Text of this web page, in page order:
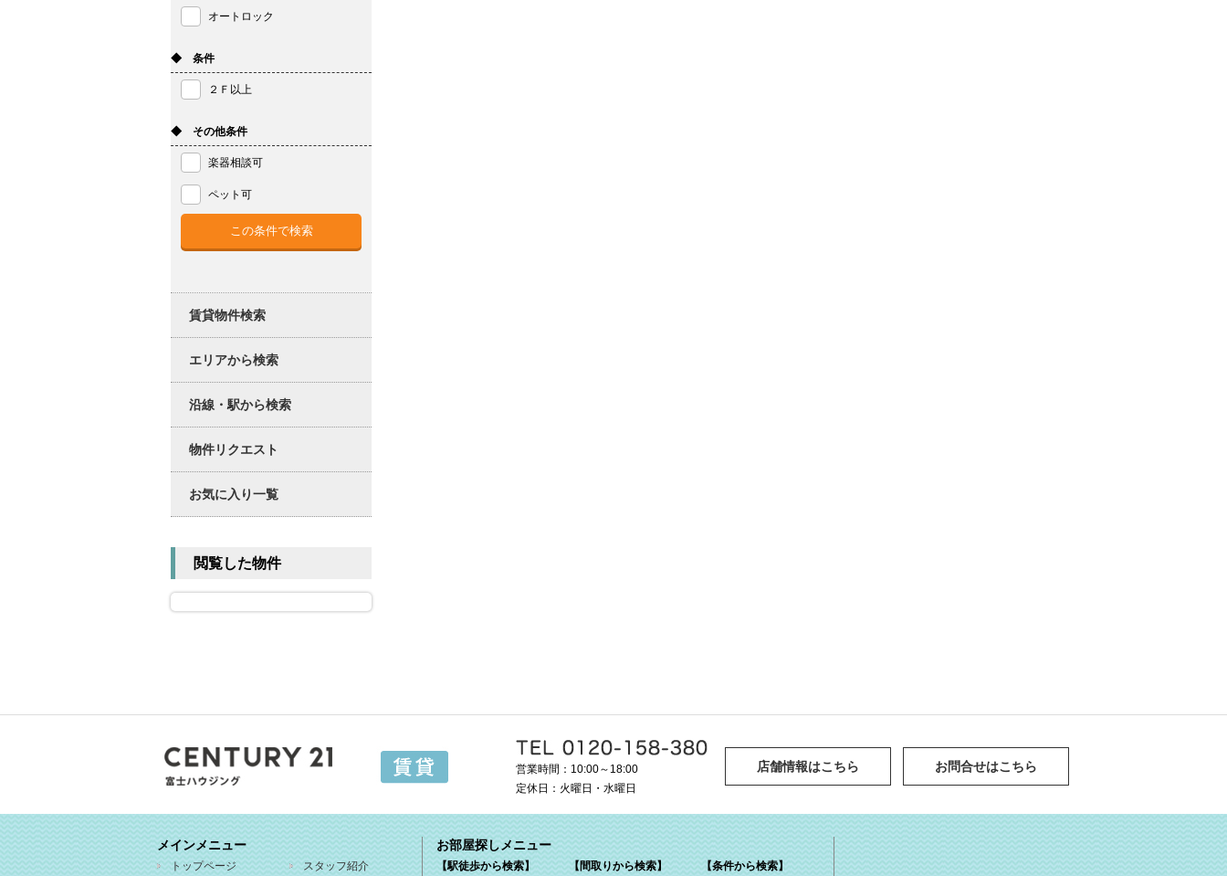
オートロック
◆ 条件
２Ｆ以上
◆ その他条件
楽器相談可
ペット可
賃貸物件検索
エリアから検索
沿線・駅から検索
物件リクエスト
お気に入り一覧
閲覧した物件
営業時間：10:00～18:00
定休日：火曜日・水曜日
店舗情報はこちら お問合せはこちら
メインメニュー
トップページ スタッフ紹介
お部屋探しメニュー
【駅徒歩から検索】 【間取りから検索】 【条件から検索】